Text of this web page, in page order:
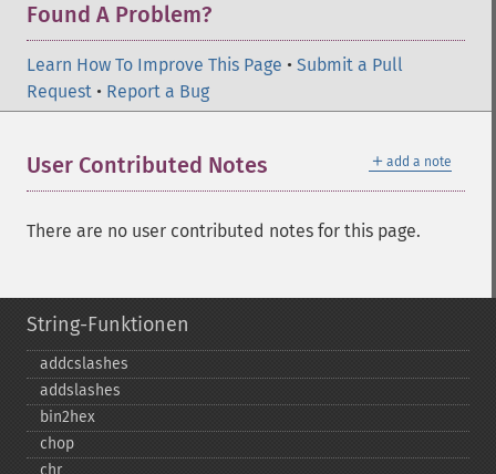
Found A Problem?
Learn How To Improve This Page • Submit a Pull
Request • Report a Bug
＋ add a note
User Contributed Notes
There are no user contributed notes for this page.
String-Funktionen
addcslashes
addslashes
bin2hex
chop
chr